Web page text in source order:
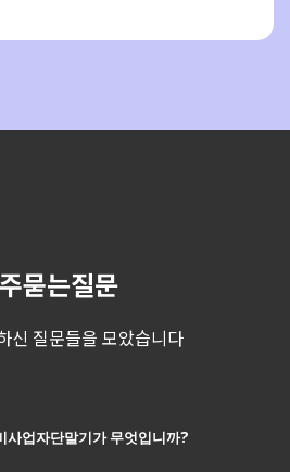
묻는질문
신 질문들을 모았습니다
사업자단말기가 무엇입니까?